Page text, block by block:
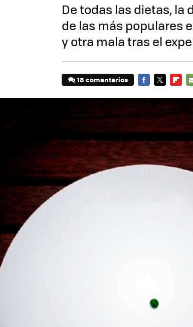
De todas las dietas,
de las más populares
y otra mala tras el
18 comentarios